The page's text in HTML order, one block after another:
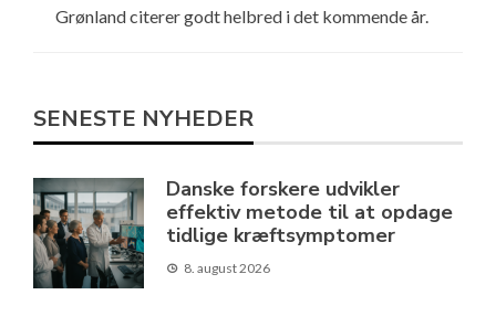
Grønland citerer godt helbred i det kommende år.
SENESTE NYHEDER
Danske forskere udvikler
effektiv metode til at opdage
tidlige kræftsymptomer
8. august 2026